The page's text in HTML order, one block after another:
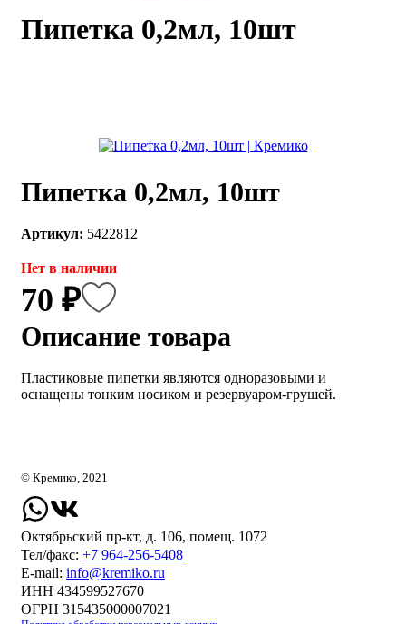
106
256-54-
Пипетка 0,2мл, 10шт
Пипетка 0,2мл, 10шт
Артикул: 5422812
Нет в наличии
70 ₽
Описание товара
Пластиковые пипетки являются одноразовыми и
оснащены тонким носиком и резервуаром-грушей.
© Кремико, 2021
Октябрьский пр-кт, д. 106, помещ. 1072
Тел/факс: +7 964-256-5408
Е-mail: info@kremiko.ru
ИНН 434599527670
ОГРН 315435000007021